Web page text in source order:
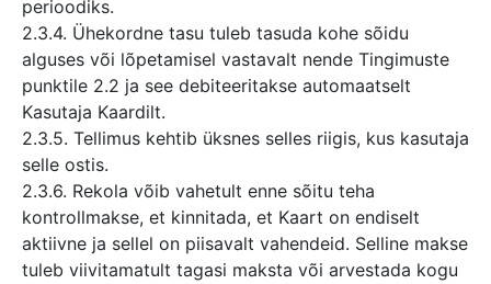
perioodiks.
2.3.4. Ühekordne tasu tuleb tasuda kohe sõidu
alguses või lõpetamisel vastavalt nende Tingimuste
punktile 2.2 ja see debiteeritakse automaatselt
Kasutaja Kaardilt.
2.3.5. Tellimus kehtib üksnes selles riigis, kus kasutaja
selle ostis.
2.3.6. Rekola võib vahetult enne sõitu teha
kontrollmakse, et kinnitada, et Kaart on endiselt
aktiivne ja sellel on piisavalt vahendeid. Selline makse
tuleb viivitamatult tagasi maksta või arvestada kogu